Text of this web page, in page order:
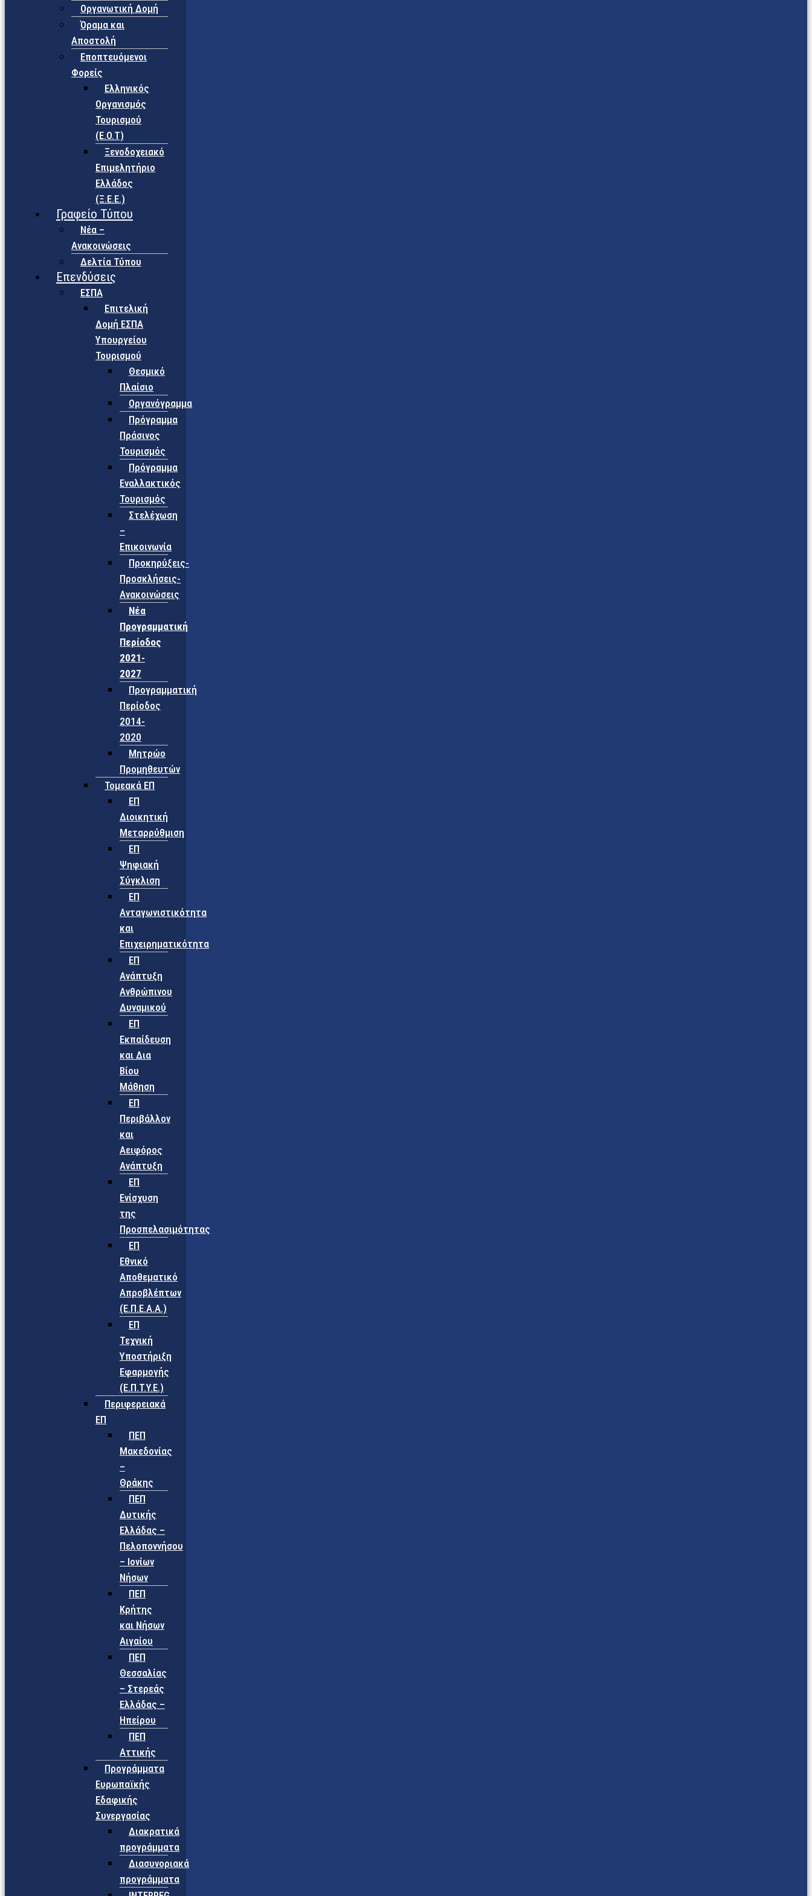
Οργανωτική Δομή
Όραμα και
Αποστολή
Εποπτευόμενοι
Φορείς
Eλληνικός
Οργανισμός
Τουρισμού
(Ε.Ο.Τ)
Ξενοδοχειακό
Επιμελητήριο
Ελλάδος
(Ξ.Ε.Ε.)
Γραφείο Τύπου
Νέα –
Ανακοινώσεις
Δελτία Τύπου
Επενδύσεις
ΕΣΠΑ
Επιτελική
Δομή ΕΣΠΑ
Υπουργείου
Τουρισμού
Θεσμικό
Πλαίσιο
Οργανόγραμμα
Πρόγραμμα
Πράσινος
Τουρισμός
Πρόγραμμα
Εναλλακτικός
Τουρισμός
Στελέχωση
–
Επικοινωνία
Προκηρύξεις-
Προσκλήσεις-
Ανακοινώσεις
Νέα
Προγραμματική
Περίοδος
2021-
2027
Προγραμματική
Περίοδος
2014-
2020
Μητρώο
Προμηθευτών
Τομεακά ΕΠ
ΕΠ
Διοικητική
Μεταρρύθμιση
ΕΠ
Ψηφιακή
Σύγκλιση
ΕΠ
Ανταγωνιστικότητα
και
Επιχειρηματικότητα
ΕΠ
Ανάπτυξη
Ανθρώπινου
Δυναμικού
ΕΠ
Εκπαίδευση
και Δια
Βίου
Μάθηση
ΕΠ
Περιβάλλον
και
Αειφόρος
Ανάπτυξη
ΕΠ
Ενίσχυση
της
Προσπελασιμότητας
ΕΠ
Εθνικό
Αποθεματικό
Απροβλέπτων
(Ε.Π.Ε.Α.Α.)
ΕΠ
Τεχνική
Υποστήριξη
Εφαρμογής
(Ε.Π.Τ.Υ.Ε.)
Περιφερειακά
ΕΠ
ΠΕΠ
Μακεδονίας
–
Θράκης
ΠΕΠ
Δυτικής
Ελλάδας –
Πελοποννήσου
– Ιονίων
Νήσων
ΠΕΠ
Κρήτης
και Νήσων
Αιγαίου
ΠΕΠ
Θεσσαλίας
– Στερεάς
Ελλάδας –
Ηπείρου
ΠΕΠ
Αττικής
Προγράμματα
Ευρωπαϊκής
Εδαφικής
Συνεργασίας
Διακρατικά
προγράμματα
Διασυνοριακά
προγράμματα